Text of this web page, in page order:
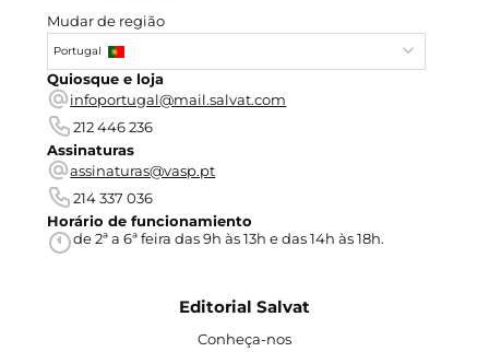
Mudar de região
Portugal
Quiosque e loja
infoportugal@mail.salvat.com
212 446 236
Assinaturas
assinaturas@vasp.pt
214 337 036
Horário de funcionamiento
de 2ª a 6ª feira das 9h às 13h e das 14h às 18h.
Editorial Salvat
Conheça-nos